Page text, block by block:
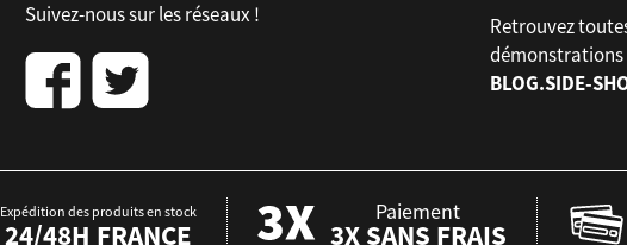
Suivez-nous sur les réseaux !
Retrouvez
démonstrations
BLOG.SIDE-
Expédition des produits en stock
24/48H FRANCE
Paiement
3X SANS FRAIS